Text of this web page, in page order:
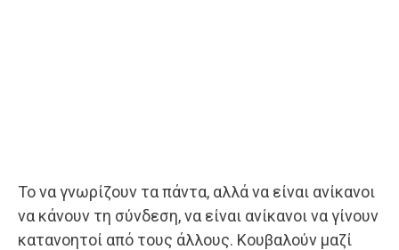
Το να γνωρίζουν τα πάντα, αλλά να είναι ανίκανοι
να κάνουν τη σύνδεση, να είναι ανίκανοι να γίνουν
κατανοητοί από τους άλλους. Κουβαλούν μαζί